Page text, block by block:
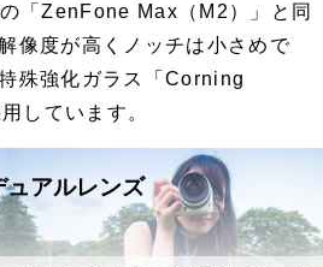
「ZenFone Max（M2）」と同
像度が高くノッチは小さめで
殊強化ガラス「Corning
しています。
ュアルレンズ